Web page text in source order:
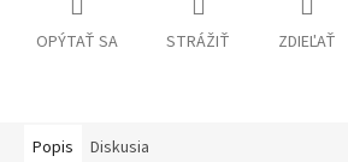
OPÝTAŤ SA STRÁŽIŤ ZDIEĽAŤ
Popis Diskusia